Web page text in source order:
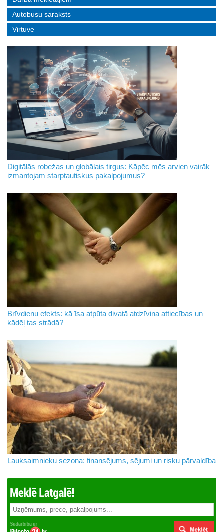
Autobusu saraksts
Virtuve
Digitālās robežas un globālais tirgus: Kāpēc mēs arvien vairāk
izmantojam starptautiskus pakalpojumus?
Brīvdienu efekts: kā īsa atpūta divatā atdzīvina attiecības un
kādēļ tas strādā?
Lauksaimnieku sezona: finansējums, sējumi un risku pārvaldība